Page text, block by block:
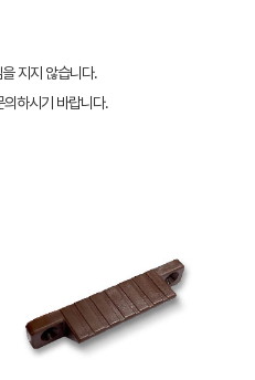
지지 않습니다.
하시기 바랍니다.